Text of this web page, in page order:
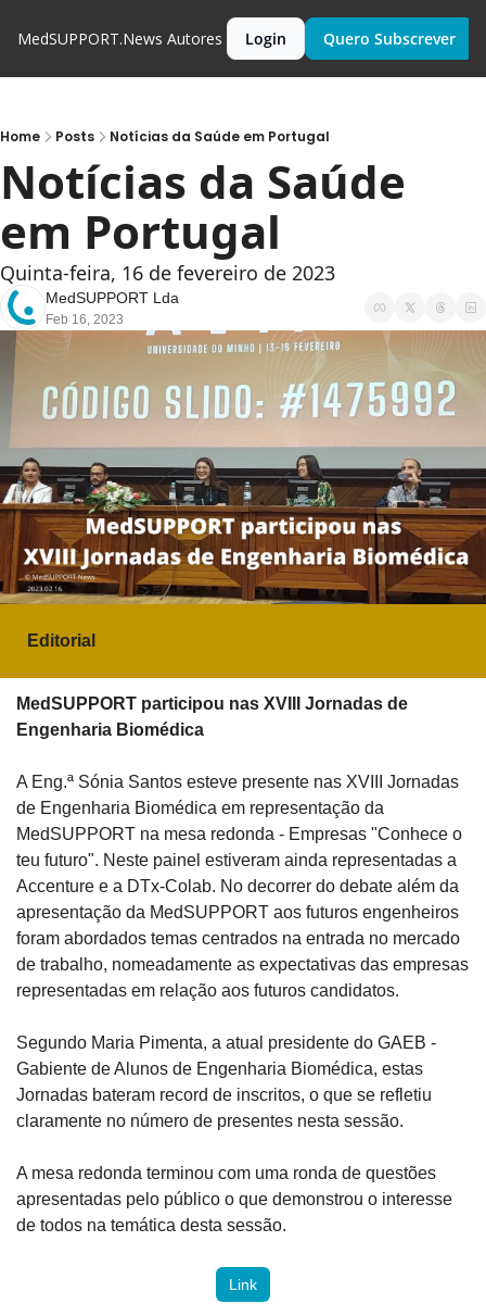
MedSUPPORT.News Autores Login Quero Subscrever
Home Posts Notícias da Saúde em Portugal
Notícias da Saúde
em Portugal
Quinta-feira, 16 de fevereiro de 2023
MedSUPPORT Lda
Feb 16, 2023
Editorial
MedSUPPORT participou nas XVIII Jornadas de
Engenharia Biomédica
A Eng.ª Sónia Santos esteve presente nas XVIII Jornadas
de Engenharia Biomédica em representação da
MedSUPPORT na mesa redonda - Empresas "Conhece o
teu futuro". Neste painel estiveram ainda representadas a
Accenture e a DTx-Colab. No decorrer do debate além da
apresentação da MedSUPPORT aos futuros engenheiros
foram abordados temas centrados na entrada no mercado
de trabalho, nomeadamente as expectativas das empresas
representadas em relação aos futuros candidatos.
Segundo Maria Pimenta, a atual presidente do GAEB -
Gabiente de Alunos de Engenharia Biomédica, estas
Jornadas bateram record de inscritos, o que se refletiu
claramente no número de presentes nesta sessão.
A mesa redonda terminou com uma ronda de questões
apresentadas pelo público o que demonstrou o interesse
de todos na temática desta sessão.
Link